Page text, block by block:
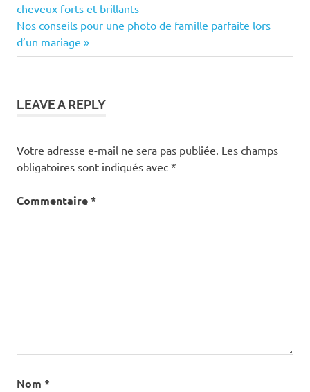
de
l’article
Post:
cheveux forts et brillants
Next
Post:
Nos conseils pour une photo de famille parfaite lors
d’un mariage
LEAVE A REPLY
Votre adresse e-mail ne sera pas publiée. Les champs
obligatoires sont indiqués avec *
Commentaire*
Nom *